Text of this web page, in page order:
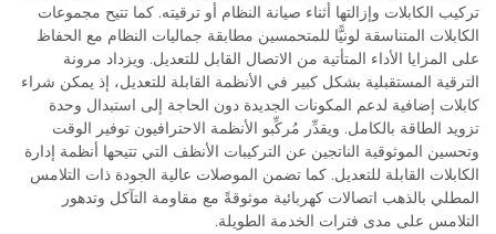
تركيب الكابلات وإزالتها أثناء صيانة النظام أو ترقيته. كما تتيح مجموعات
الكابلات المتناسقة لونيًّا للمتحمسين مطابقة جماليات النظام مع الحفاظ
على المزايا الأداء المتأتية من الاتصال القابل للتعديل. ويزداد مرونة
الترقية المستقبلية بشكل كبير في الأنظمة القابلة للتعديل، إذ يمكن شراء
كابلات إضافية لدعم المكونات الجديدة دون الحاجة إلى استبدال وحدة
تزويد الطاقة بالكامل. ويقدِّر مُركِّبو الأنظمة الاحترافيون توفير الوقت
وتحسين الموثوقية الناتجين عن التركيبات الأنظف التي تتيحها أنظمة إدارة
الكابلات القابلة للتعديل. كما تضمن الموصلات عالية الجودة ذات التلامس
المطلي بالذهب اتصالات كهربائية موثوقةً مع مقاومة التآكل وتدهور
التلامس على مدى فترات الخدمة الطويلة.